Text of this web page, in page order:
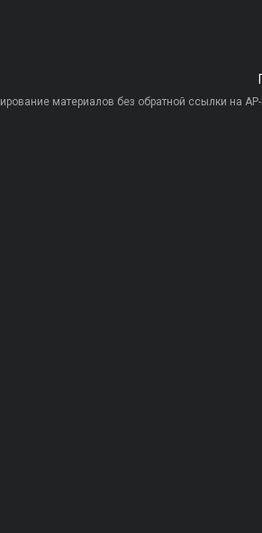
материалов без обратной ссылки на